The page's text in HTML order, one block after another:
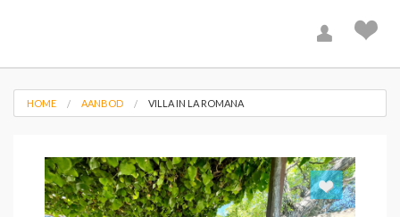
HOME AANBOD VILLA IN LA ROMANA